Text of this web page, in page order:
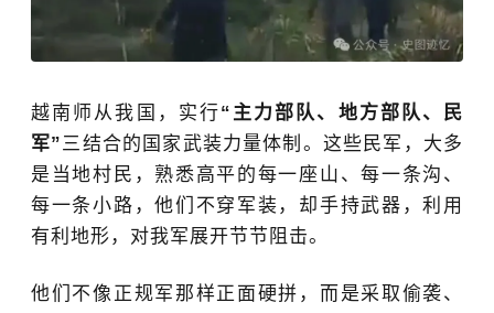
越南师从我国，实行“主力部队、地方部队、民
军”三结合的国家武装力量体制。这些民军，大多
是当地村民，熟悉高平的每一座山、每一条沟、
每一条小路，他们不穿军装，却手持武器，利用
有利地形，对我军展开节节阻击。
他们不像正规军那样正面硬拼，而是采取偷袭、